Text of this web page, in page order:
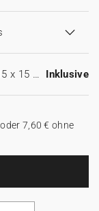
Weiße Umschläge (15 x 15 cm) Inklusive
7,60 € ohne